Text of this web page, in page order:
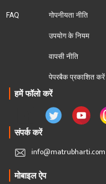
FAQ गोपनीयता नीति
उपयोग के नियम
वापसी नीति
पेपरबैक प्रकाशित करें
हमें फॉलो करें
संपर्क करें
info@matrubharti.com
मोबाइल ऐप